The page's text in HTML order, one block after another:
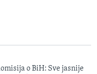
o BiH: Sve jasnije